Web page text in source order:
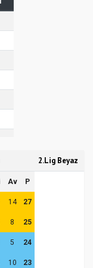
2.Lig Beyaz
Av P
14 27
8 25
5 24
10 23